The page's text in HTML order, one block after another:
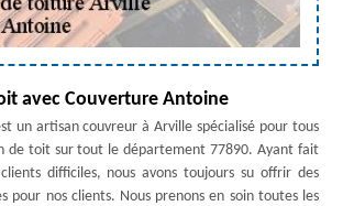
avec Couverture Antoine
un artisan couvreur à Arville spécialisé pour tous
de toit sur tout le département 77890. Ayant fait
difficiles, nous avons toujours su offrir des
pour nos clients. Nous prenons en soin toutes les